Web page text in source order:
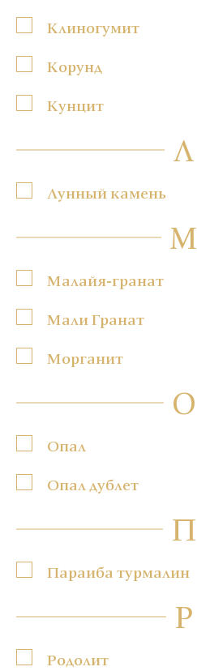
Клиногумит
Корунд
Кунцит
Л
Лунный камень
М
Малайя-гранат
Мали Гранат
Морганит
О
Опал
Опал дублет
П
Параиба турмалин
Р
Родолит